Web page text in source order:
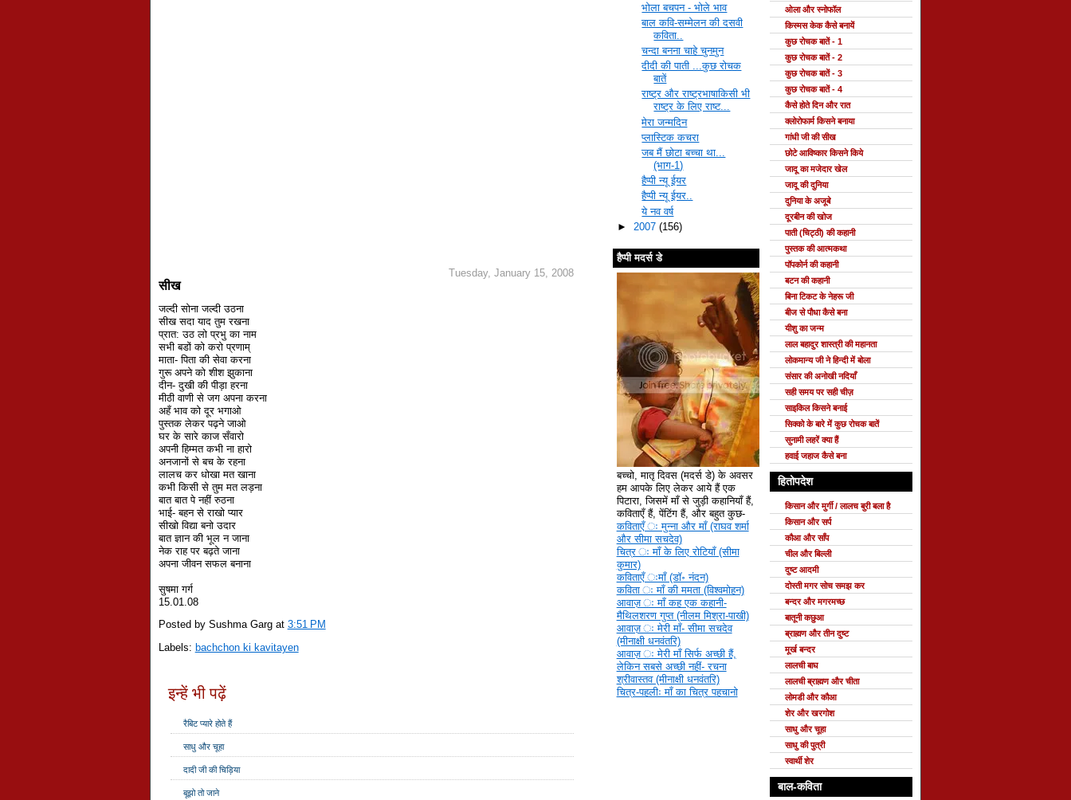
Tuesday, January 15, 2008
सीख
जल्दी सोना जल्दी उठना
सीख सदा याद तुम रखना
प्रात: उठ लो प्रभु का नाम
सभी बडों को करो प्रणाम्
माता- पिता की सेवा करना
गुरू अपने को शीश झुकाना
दीन- दुखी की पीड़ा हरना
मीठी वाणी से जग अपना करना
अहँ भाव को दूर भगाओ
पुस्तक लेकर पढ़ने जाओ
घर के सारे काज सँवारो
अपनी हिम्मत कभी ना हारो
अनजानों से बच के रहना
लालच कर धोखा मत खाना
कभी किसी से तुम मत लड़ना
बात बात पे नहीं रुठना
भाई- बहन से राखो प्यार
सीखो विद्या बनो उदार
बात ज्ञान की भूल न जाना
नेक राह पर बढ़ते जाना
अपना जीवन सफल बनाना
सुषमा गर्ग
15.01.08
Posted by Sushma Garg at 3:51 PM
Labels: bachchon ki kavitayen
इन्हें भी पढ़ें
रैबिट प्यारे होते हैं
साधु और चूहा
दादी जी की चिड़िया
बूझो तो जाने
भोला बचपन - भोले भाव
बाल कवि-सम्मेलन की दसवी
कविता..
चन्दा बनना चाहे चुनमुन
दीदी की पाती ...कुछ रोचक
बातें
राष्ट्र और राष्ट्रभाषाकिसी भी
राष्ट्र के लिए राष्ट...
मेरा जन्मदिन
प्लास्टिक कचरा
जब मैं छोटा बच्चा था...
(भाग-1)
हैप्पी न्यू ईयर
हैप्पी न्यू ईयर..
ये नव वर्ष
► 2007 (156)
हैप्पी मदर्स डे
बच्चो, मातृ दिवस (मदर्स डे) के अवसर
हम आपके लिए लेकर आये हैं एक
पिटारा, जिसमें माँ से जुड़ी कहानियाँ हैं,
कविताएँ हैं, पेंटिंग हैं, और बहुत कुछ-
कविताएँ ‍ः मुन्ना और माँ (राघव शर्मा
और सीमा सचदेव)
चित्र ‍ः माँ के लिए रोटियाँ (सीमा
कुमार)
कविताएँ ‍ःमाँ (डॉ॰ नंदन)
कविता ‍ः माँ की ममता (विश्वमोहन)
आवाज़ ‍ः माँ कह एक कहानी-
मैथिलशरण गुप्त (नीलम मिश्रा-पाखी)
आवाज़ ‍ः मेरी माँ- सीमा सचदेव
(मीनाक्षी धनवंतरि)
आवाज़ ‍ः मेरी माँ सिर्फ अच्छी हैं,
लेकिन सबसे अच्छी नहीं- रचना
श्रीवास्तव (मीनाक्षी धनवंतरि)
चित्र-पहलीः माँ का चित्र पहचानो
ओला और स्नोफॉल
किस्मस केक कैसे बनायें
कुछ रोचक बातें - 1
कुछ रोचक बातें - 2
कुछ रोचक बातें - 3
कुछ रोचक बातें - 4
कैसे होते दिन और रात
क्लोरोफार्म किसने बनाया
गांधी जी की सीख
छोटे आविष्कार किसने किये
जादू का मजेदार खेल
जादू की दुनिया
दुनिया के अजूबे
दूरबीन की खोज
पाती (चिट्ठी) की कहानी
पुस्तक की आत्मकथा
पॉपकोर्न की कहानी
बटन की कहानी
बिना टिकट के नेहरू जी
बीज से पौधा कैसे बना
यीशु का जन्म
लाल बहादुर शास्त्री की महानता
लोकमान्य जी ने हिन्दी में बोला
संसार की अनोखी नदियाँ
सही समय पर सही चीज़
साइकिल किसने बनाई
सिक्को के बारे में कुछ रोचक बातें
सुनामी लहरें क्या हैं
हवाई जहाज कैसे बना
हितोपदेश
किसान और मुर्गी / लालच बुरी बला है
किसान और सर्प
कौआ और साँप
चील और बिल्ली
दुष्ट आदमी
दोस्ती मगर सोच समझ कर
बन्दर और मगरमच्छ
बातूनी कछुआ
ब्राह्मण और तीन दुष्ट
मूर्ख बन्दर
लालची बाघ
लालची ब्राह्मण और चीता
लोमडी और कौआ
शेर और खरगोश
साधु और चूहा
साधु की पुत्री
स्वार्थी शेर
बाल-कविता